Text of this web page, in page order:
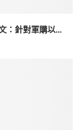
：針對軍購以...